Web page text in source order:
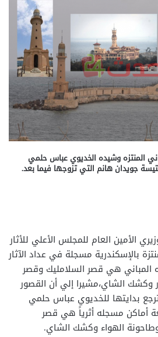
المنتزه وشيده الخديوي عباس حلمي
جويدان هانم التي تزوجها فيما بعد.
الأمين العام للمجلس الأعلي للأثار
في المنتزة بالإسكندرية مسجلة في عداد الآثار
المباني هي قصر السلامليك وقصر
وكشك الشاي،مشيرا إلي أن القصور
ترجع بدايتها للخديوي عباس حلمي
اربعة أماكن مسجله أثرياً هي قصر
الهواء وكشك الشاي.